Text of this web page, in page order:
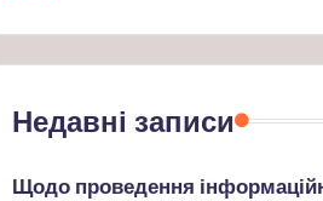
Недавні записи
Щодо проведення